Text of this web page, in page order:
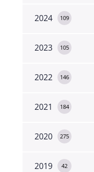
2024 109
2023 105
2022 146
2021 184
2020 275
2019 42